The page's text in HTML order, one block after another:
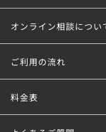
オンライン相談につい
ご利用の流れ
料金表